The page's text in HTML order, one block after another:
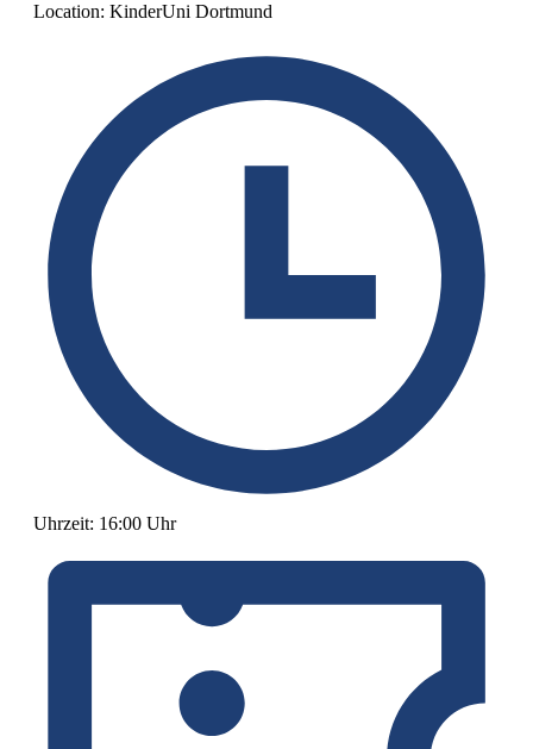
Location: KinderUni Dortmund
Uhrzeit: 16:00 Uhr